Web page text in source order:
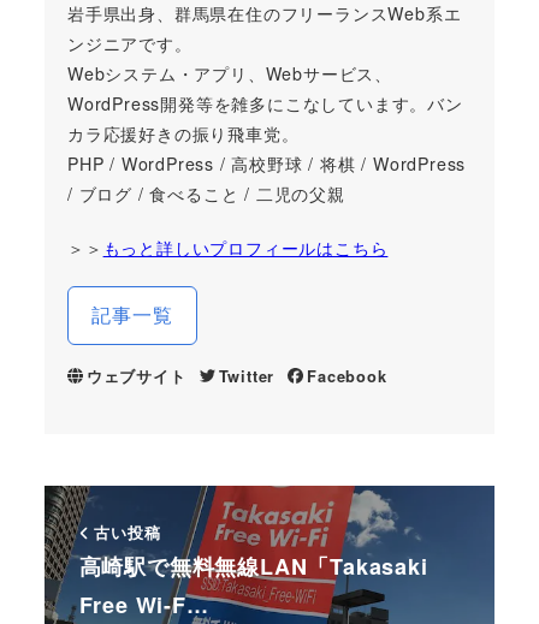
岩手県出身、群馬県在住のフリーランスWeb系エ
ンジニアです。
Webシステム・アプリ、Webサービス、
WordPress開発等を雑多にこなしています。バン
カラ応援好きの振り飛車党。
PHP / WordPress / 高校野球 / 将棋 / WordPress
/ ブログ / 食べること / 二児の父親
＞＞ もっと詳しいプロフィールはこちら
記事一覧
ウェブサイト Twitter Facebook
古い投稿
高崎駅で無料無線LAN「Takasaki
Free Wi-F…